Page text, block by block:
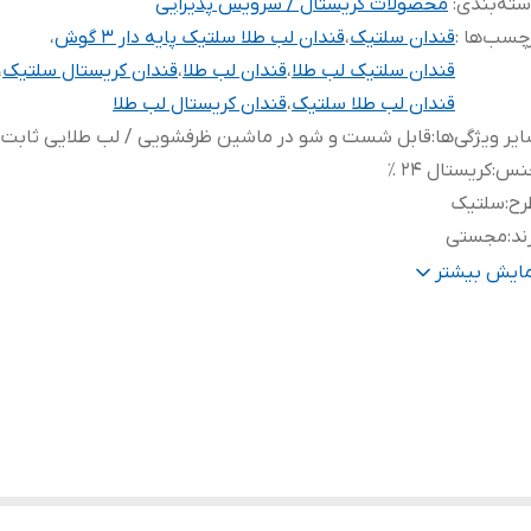
: محصولات کریستال / سرویس پذیرایی
:قندان سلتیک،قندان لب طلا سلتیک پایه دار ۳ گوش
،
قندان سلتیک لب طلا،قندان لب طلا،قندان کریستال سلتیک
قندان لب طلا سلتیک،قندان کریستال لب طلا
ویژگی‌ها:قابل شست و شو در ماشین ظرفشویی / لب طلایی
:کریستال ۲۴ ٪
:سلتیک
:مجستی
محصول:قندانبیشتر